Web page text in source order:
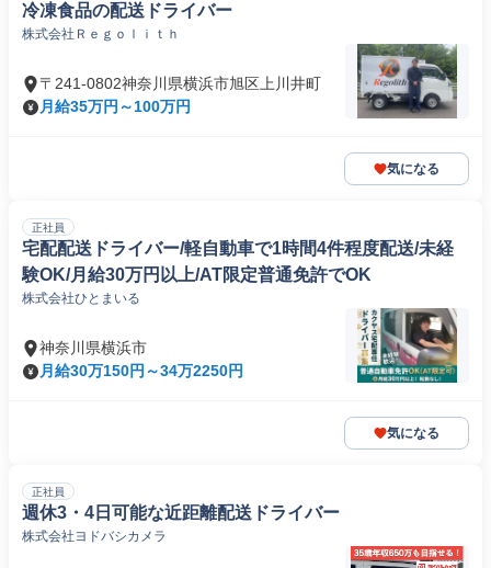
冷凍食品の配送ドライバー
株式会社Ｒｅｇｏｌｉｔｈ
〒241-0802神奈川県横浜市旭区上川井町
月給35万円～100万円
気になる
正社員
宅配配送ドライバー/軽自動車で1時間4件程度配送/未経
験OK/月給30万円以上/AT限定普通免許でOK
株式会社ひとまいる
神奈川県横浜市
月給30万150円～34万2250円
気になる
正社員
週休3・4日可能な近距離配送ドライバー
株式会社ヨドバシカメラ